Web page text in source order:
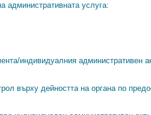
административната услуга:
индивидуалния административен
върху дейността на органа по